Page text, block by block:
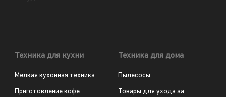
Техника для кухни
Мелкая кухонная техника
Приготовление кофе
Техника для дома
Пылесосы
Товары для ухода за